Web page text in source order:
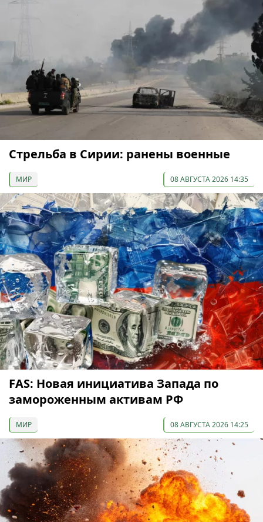
Стрельба в Сирии: ранены военные
МИР 08 АВГУСТА 2026 14:35
FAS: Новая инициатива Запада по
замороженным активам РФ
МИР 08 АВГУСТА 2026 14:25